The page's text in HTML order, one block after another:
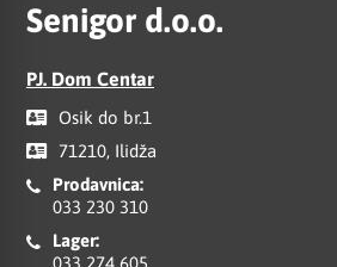
Senigor d.o.o.
PJ. Dom Centar
Osik do br.1
71210, Ilidža
Prodavnica:
033 230 310
Lager: